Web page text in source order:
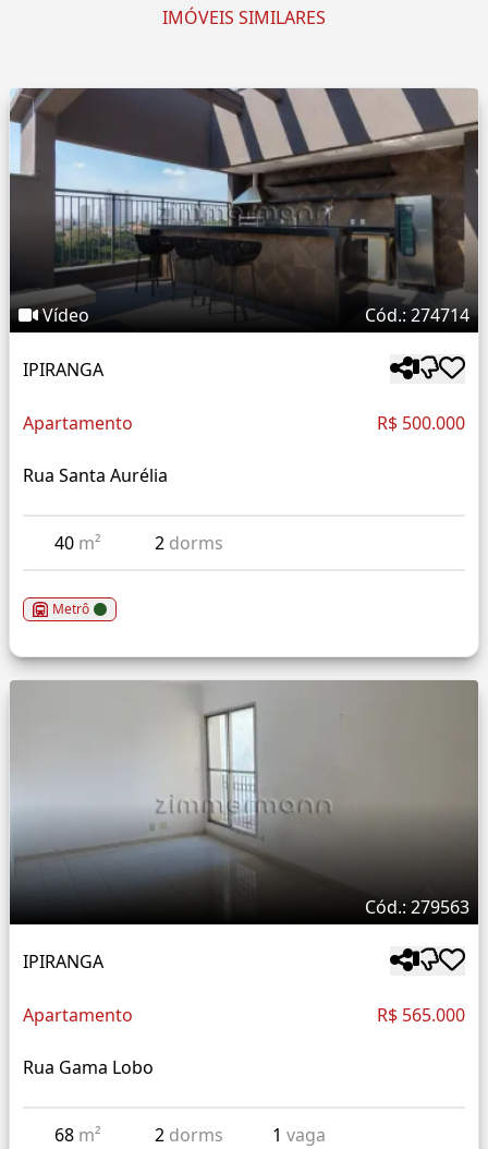
IMÓVEIS SIMILARES
Vídeo Cód.: 274714
IPIRANGA
Apartamento R$ 500.000
Rua Santa Aurélia
40 m² 2 dorms
Metrô
Cód.: 279563
IPIRANGA
Apartamento R$ 565.000
Rua Gama Lobo
68 m² 2 dorms 1vaga